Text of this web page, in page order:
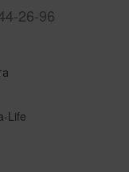
26-96
Life